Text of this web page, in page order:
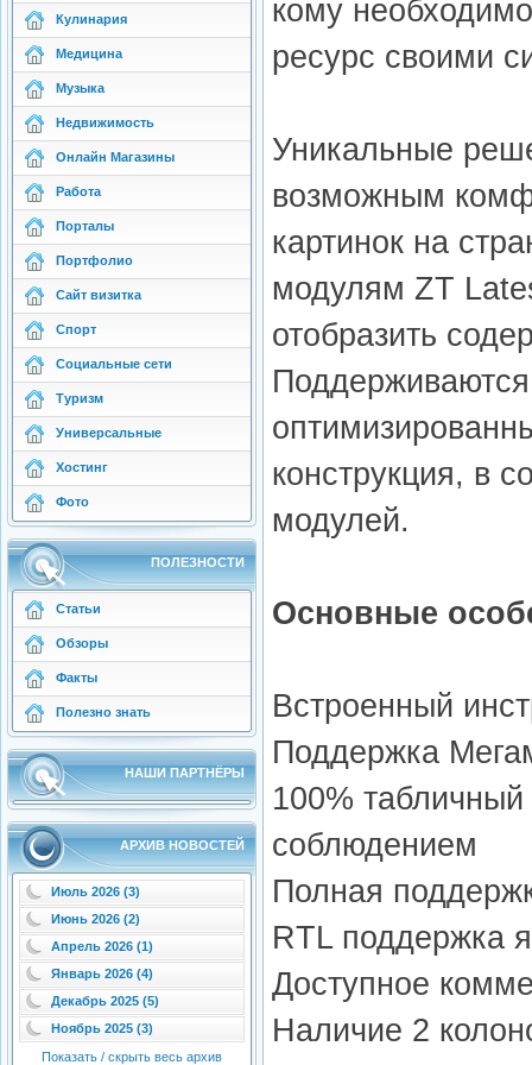
Кулинария
Медицина
Музыка
Недвижимость
Онлайн Магазины
Работа
Порталы
Портфолио
Сайт визитка
Спорт
Социальные сети
Туризм
Универсальные
Хостинг
Фото
ПОЛЕЗНОСТИ
Статьи
Обзоры
Факты
Полезно знать
НАШИ ПАРТНЁРЫ
АРХИВ НОВОСТЕЙ
Июль 2026 (3)
Июнь 2026 (2)
Апрель 2026 (1)
Январь 2026 (4)
Декабрь 2025 (5)
Ноябрь 2025 (3)
Показать / скрыть весь архив
кому
ресурс своими
Уникальные
возможным
картинок на
модулям ZT
отобразить
Поддерживаются
конструкция, в
модулей.
Основные
Встроенный
Поддержка
100%
соблюдением
Полная
RTL поддержка
Доступное
Наличие 2